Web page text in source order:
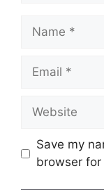
Name
Email
Website
Save my
browser